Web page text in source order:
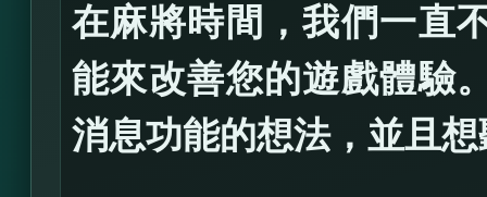
在麻將時間，我們一直
能來改善您的遊戲體驗
消息功能的想法，並且